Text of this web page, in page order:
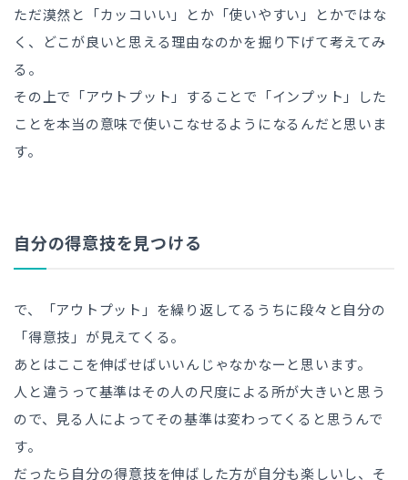
ただ漠然と「カッコいい」とか「使いやすい」とかではな
く、どこが良いと思える理由なのかを掘り下げて考えてみ
る。
その上で「アウトプット」することで「インプット」した
ことを本当の意味で使いこなせるようになるんだと思いま
す。
自分の得意技を見つける
で、「アウトプット」を繰り返してるうちに段々と自分の
「得意技」が見えてくる。
あとはここを伸ばせばいいんじゃなかなーと思います。
人と違うって基準はその人の尺度による所が大きいと思う
ので、見る人によってその基準は変わってくると思うんで
す。
だったら自分の得意技を伸ばした方が自分も楽しいし、そ